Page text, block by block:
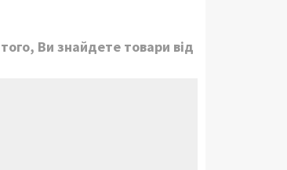
Ви знайдете товари від